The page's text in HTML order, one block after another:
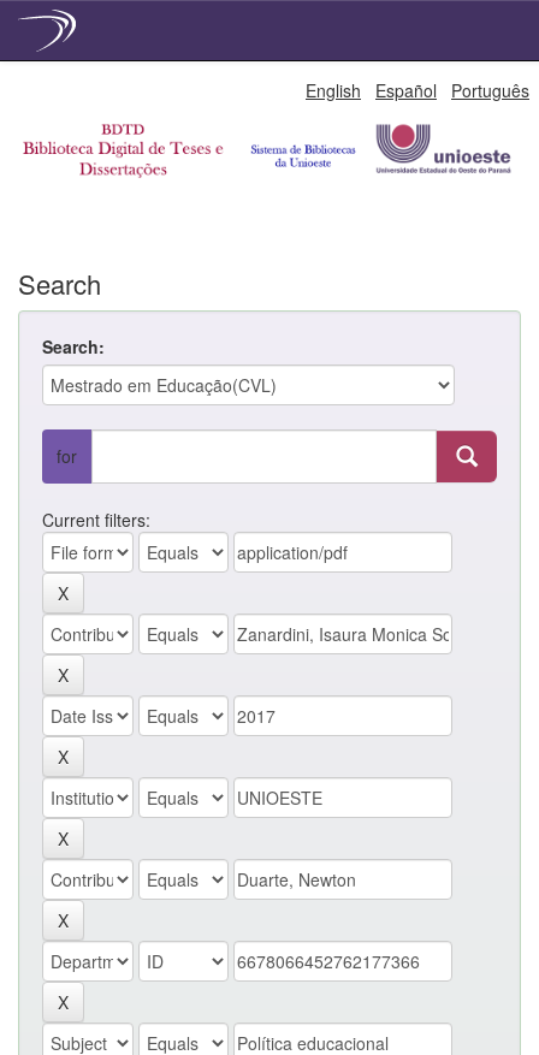
English Español Português
Search
Search:
for
Current filters: